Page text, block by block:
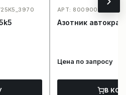
АРТ:
Азотник
Цена по запросу
В